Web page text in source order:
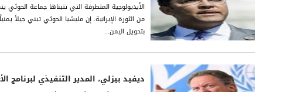
الأيديولوجية المتطرفة التي تتبناها جماعة
من الثورة الإيرانية. إن مليشيا الحوثي تبني
بتحويل اليمن...
ديفيد بيزلي، المدير التنفيذي لبرنامج